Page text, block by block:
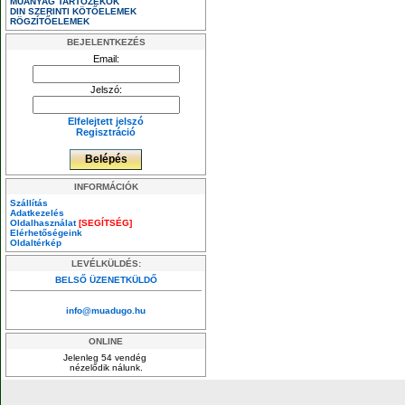
DIN SZERINTI KÖTŐELEMEK
RÖGZÍTŐELEMEK
BEJELENTKEZÉS
Email:
Jelszó:
Elfelejtett jelszó
Regisztráció
INFORMÁCIÓK
Szállítás
Adatkezelés
Oldalhasználat[SEGÍTSÉG]
Elérhetőségeink
Oldaltérkép
LEVÉLKÜLDÉS:
BELSŐ ÜZENETKÜLDŐ
info@muadugo.hu
ONLINE
Jelenleg 54 vendég
nézelődik nálunk.